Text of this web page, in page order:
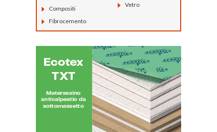
Compositi
Fibrocemento
Vetro